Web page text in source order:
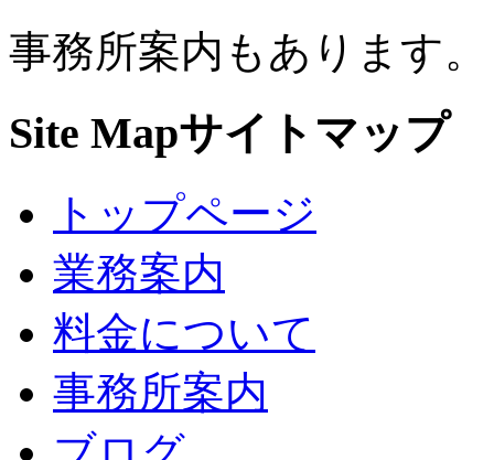
事務所案内もあります。
Site Mapサイトマップ
トップページ
業務案内
料金について
事務所案内